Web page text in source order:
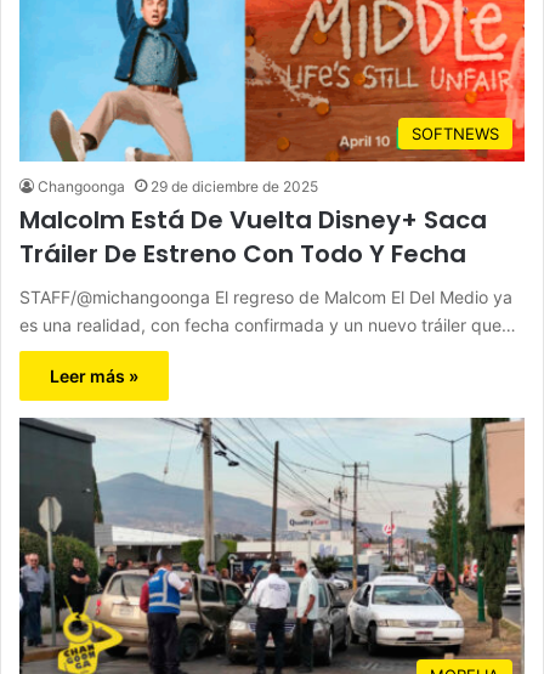
SOFTNEWS
Changoonga 29 de diciembre de 2025
Malcolm Está De Vuelta Disney+ Saca
Tráiler De Estreno Con Todo Y Fecha
STAFF/@michangoonga El regreso de Malcom El Del Medio ya
es una realidad, con fecha confirmada y un nuevo tráiler que…
Leer más »